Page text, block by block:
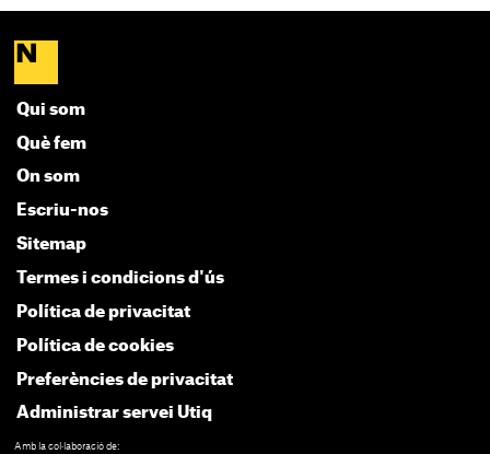
Qui som
Què fem
On som
Escriu-nos
Sitemap
Termes i condicions d'ús
Política de privacitat
Política de cookies
Preferències de privacitat
Administrar servei Utiq
Amb la col·laboració de: